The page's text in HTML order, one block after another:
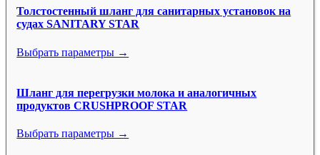
Толстостенный шланг для санитарных установок на
судах SANITARY STAR
Выбрать параметры →
Шланг для перегрузки молока и аналогичных
продуктов CRUSHPROOF STAR
Выбрать параметры →